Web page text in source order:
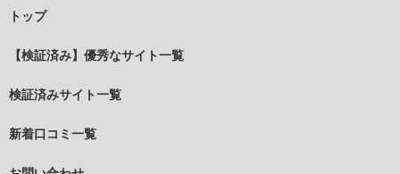
トップ
【検証済み】優秀なサイト一覧
検証済みサイト一覧
新着口コミ一覧